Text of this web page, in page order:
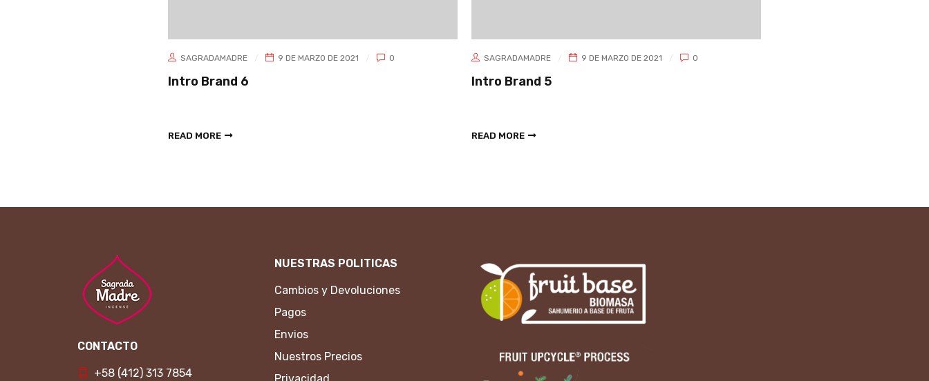
9 DE MARZO DE 2021 0 SAGRADAMADRE 9 DE MARZO DE 2021 0 SAGRADAMADRE
CONTACTO
+58 (412) 313 7854
NUESTRAS POLITICAS
Cambios y Devoluciones
Pagos
Envios
Nuestros Precios
Privacidad